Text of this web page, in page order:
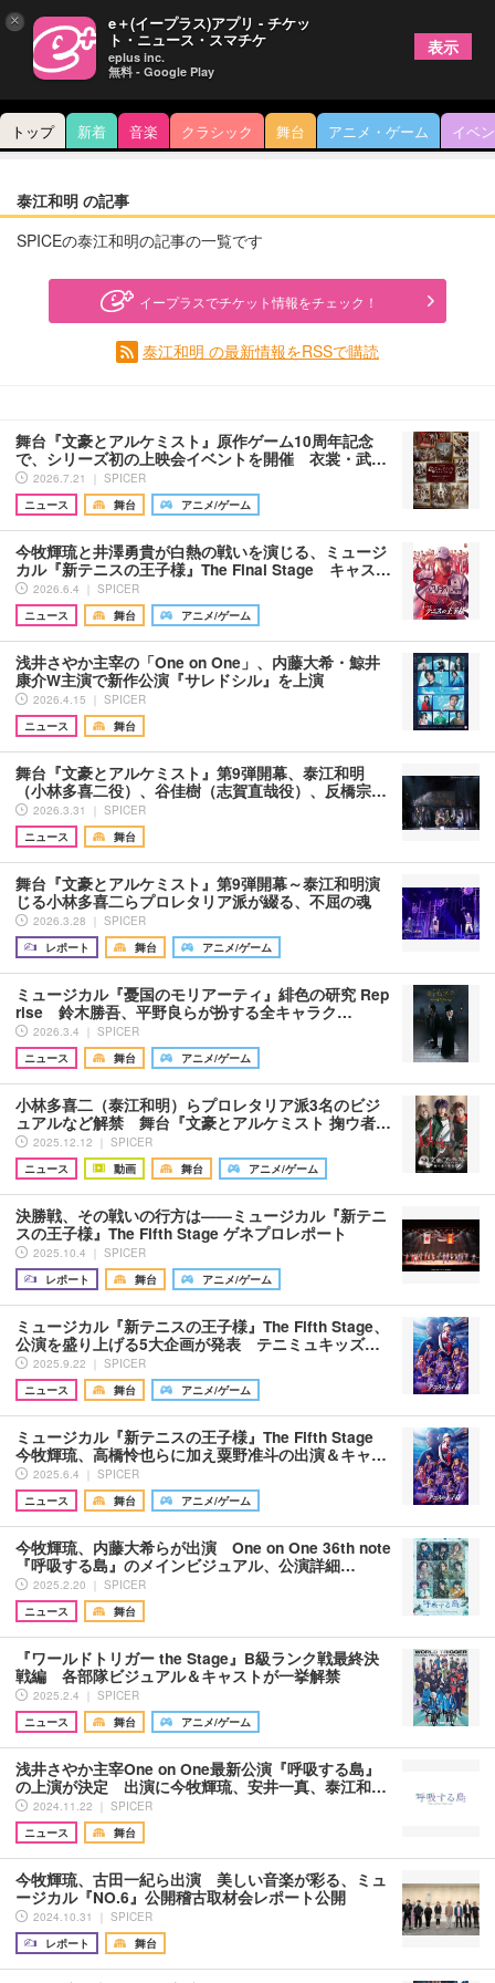
トップ 新着 音楽 クラシック 舞台 アニメ・ゲーム イベ
泰江和明 の記事
SPICEの泰江和明の記事の一覧です
イープラスでチケット情報をチェック！
泰江和明 の最新情報をRSSで購読
舞台『文豪とアルケミスト』原作ゲーム10周年記念
で、シリーズ初の上映会イベントを開催 衣裳・武…
2026.7.21 ｜ SPICER
ニュース
舞台 アニメ/ゲーム
今牧輝琉と井澤勇貴が白熱の戦いを演じる、ミュージ
カル『新テニスの王子様』The Final Stage キャス…
2026.6.4 ｜ SPICER
ニュース
舞台 アニメ/ゲーム
浅井さやか主宰の「One on One」、内藤大希・鯨井
康介W主演で新作公演『サレドシル』を上演
2026.4.15 ｜ SPICER
ニュース
舞台
舞台『文豪とアルケミスト』第9弾開幕、泰江和明
（小林多喜二役）、谷佳樹（志賀直哉役）、反橋宗…
2026.3.31 ｜ SPICER
ニュース
舞台
舞台『文豪とアルケミスト』第9弾開幕～泰江和明演
じる小林多喜二らプロレタリア派が綴る、不屈の魂
2026.3.28 ｜ SPICER
レポート
舞台 アニメ/ゲーム
ミュージカル『憂国のモリアーティ』緋色の研究 Rep
rise 鈴木勝吾、平野良らが扮する全キャラク…
2026.3.4 ｜ SPICER
ニュース
舞台 アニメ/ゲーム
小林多喜二（泰江和明）らプロレタリア派3名のビジ
ュアルなど解禁 舞台『文豪とアルケミスト 掬ウ者…
2025.12.12 ｜ SPICER
ニュース
動画 舞台 アニメ/ゲーム
決勝戦、その戦いの行方は——ミュージカル『新テニ
スの王子様』The Fifth Stage ゲネプロレポート
2025.10.4 ｜ SPICER
レポート
舞台 アニメ/ゲーム
ミュージカル『新テニスの王子様』The Fifth Stage、
公演を盛り上げる5大企画が発表 テニミュキッズ…
2025.9.22 ｜ SPICER
ニュース
舞台 アニメ/ゲーム
ミュージカル『新テニスの王子様』The Fifth Stage
今牧輝琉、高橋怜也らに加え粟野准斗の出演＆キャ…
2025.6.4 ｜ SPICER
ニュース
舞台 アニメ/ゲーム
今牧輝琉、内藤大希らが出演 One on One 36th note
『呼吸する島』のメインビジュアル、公演詳細…
2025.2.20 ｜ SPICER
ニュース
舞台
『ワールドトリガー the Stage』B級ランク戦最終決
戦編 各部隊ビジュアル＆キャストが一挙解禁
2025.2.4 ｜ SPICER
ニュース
舞台 アニメ/ゲーム
浅井さやか主宰One on One最新公演『呼吸する島』
の上演が決定 出演に今牧輝琉、安井一真、泰江和…
2024.11.22 ｜ SPICER
ニュース
舞台
今牧輝琉、古田一紀ら出演 美しい音楽が彩る、ミュ
ージカル『NO.6』公開稽古取材会レポート公開
2024.10.31 ｜ SPICER
レポート
舞台
× e＋(イープラス)アプリ - チケッ
ト・ニュース・スマチケ
eplus inc.
無料 - Google Play
表示